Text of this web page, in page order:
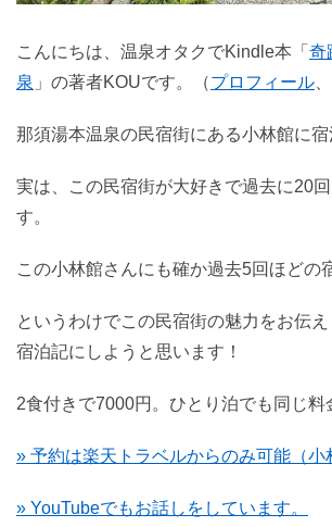
こんにちは、温泉オタクでKindle本「 奇
泉 」の著者KOUです。（プロフィール
那須湯本温泉の民宿街にある小林館に宿
実は、この民宿街が大好きで過去に20
す。
この小林館さんにも確か過去5回ほどの
というわけでこの民宿街の魅力をお伝
宿泊記にしようと思います！
2食付きで7000円。ひとり泊でも同じ料
» 予約は楽天トラベルからのみ可能（小
» YouTubeでもお話しをしています。